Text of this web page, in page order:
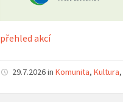
přehled akcí
29.7.2026in Komunita, Kultura,